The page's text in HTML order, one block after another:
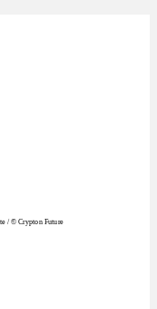
/ © Crypton Future